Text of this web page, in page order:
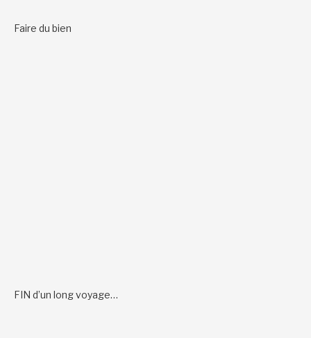
Faire du bien
FIN d’un long voyage…